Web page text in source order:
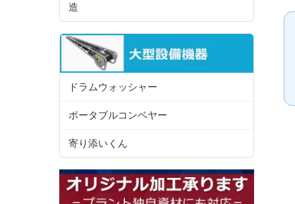
造
ドラムウォッシャー
ポータブルコンベヤー
寄り添いくん